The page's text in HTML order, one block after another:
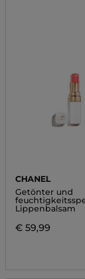
CHANEL
Getönter und
Lippenbalsam
€ 59,99